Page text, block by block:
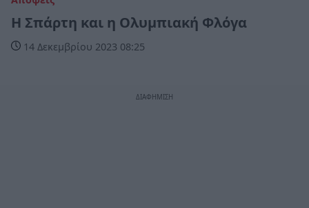
Η Σπάρτη και η Ολυμπιακή Φλόγα
14 Δεκεμβρίου 2023 08:25